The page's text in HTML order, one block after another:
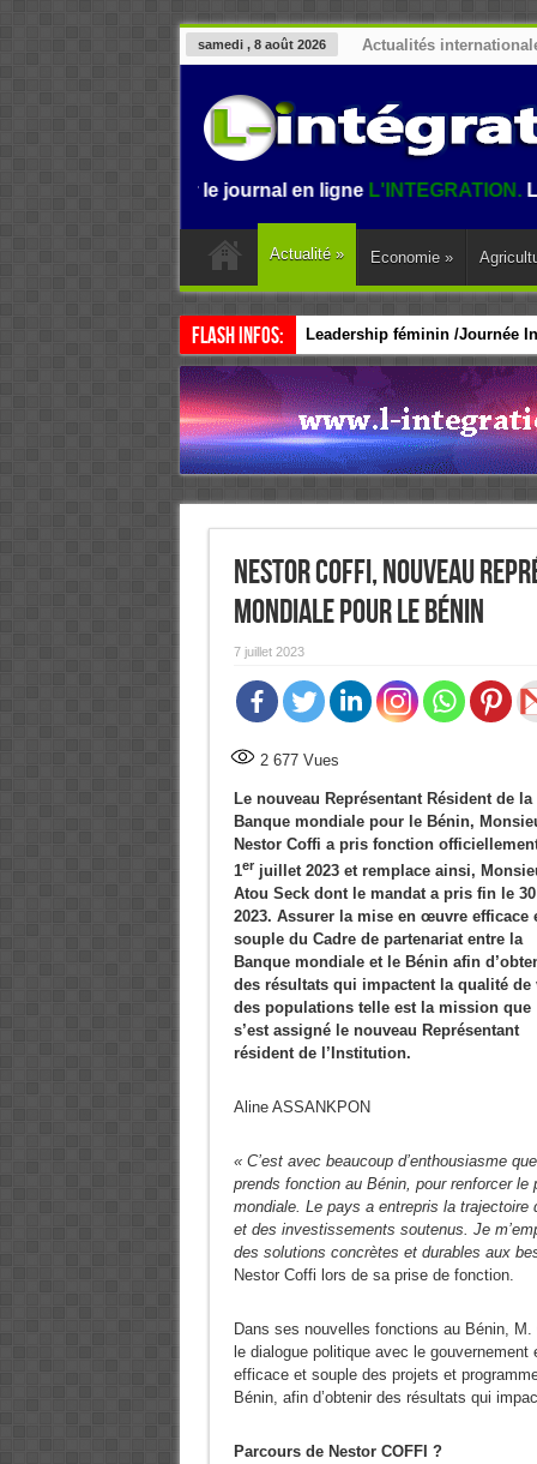
samedi , 8 août 2026 Actualités
sur le journal en ligneL'INTEGRATION.
Actualité » Economie »
Flash Infos: Leadership féminin /Journée
Nestor Coffi, nouveau
mondiale pour le Bénin
7 juillet 2023
2 677Vues
Le nouveau Représentant Résident de la
Banque mondiale pour le Bénin,
Nestor Coffi a pris fonction
1erjuillet 2023 et remplace ainsi,
Atou Seck dont le mandat a pris fin le
2023. Assurer la mise en œuvre efficace
souple du Cadre de partenariat entre la
Banque mondiale et le Bénin afin
des résultats qui impactent la qualité de
des populations telle est la mission que
s’est assigné le nouveau Représentant
résident de l’Institution.
Aline ASSANKPON
« C’est avec beaucoup d’enthousiasme
prends fonction au Bénin, pour renforcer
mondiale. Le pays a entrepris la
et des investissements soutenus. Je
des solutions concrètes et durables aux
Nestor Coffi lors de sa prise de fonction.
Dans ses nouvelles fonctions au Bénin,
le dialogue politique avec le
efficace et souple des projets et
Bénin, afin d’obtenir des résultats qui
Parcours de Nestor COFFI ?